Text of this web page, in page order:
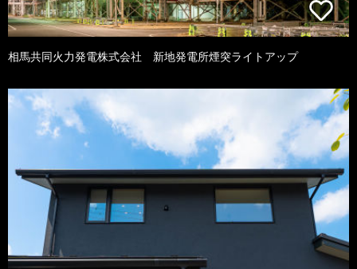
相馬共同火力発電株式会社 新地発電所煙突ライトアップ